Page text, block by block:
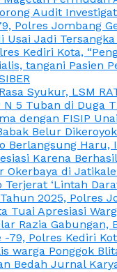
Audit
Polres Jombang
Jadi
Kediri Kota,
tangani Pasien
Syukur, LSM
5 Tuban di Duga
dengan FISIP
Belur
Berlangsung Haru,
Karena
Okerbaya di
‘Lintah
2025, Polres
Tuai Apresiasi
Razia
79, Polres Kediri
warga Ponggok
Bedah Jurnal